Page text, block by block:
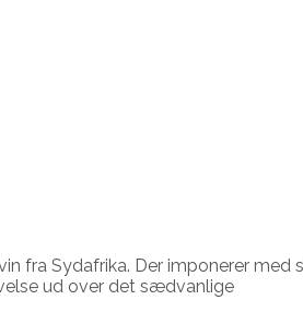
fra Sydafrika. Der imponerer
ud over det sædvanlige